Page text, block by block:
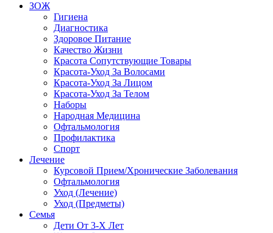
ЗОЖ
Гигиена
Диагностика
Здоровое Питание
Качество Жизни
Красота Сопутствующие Товары
Красота-Уход За Волосами
Красота-Уход За Лицом
Красота-Уход За Телом
Наборы
Народная Медицина
Офтальмология
Профилактика
Спорт
Лечение
Курсовой Прием/Хронические Заболевания
Офтальмология
Уход (Лечение)
Уход (Предметы)
Семья
Дети От 3-Х Лет